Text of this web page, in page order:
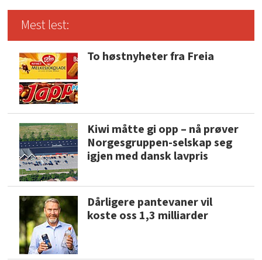
Mest lest:
To høstnyheter fra Freia
Kiwi måtte gi opp – nå prøver
Norgesgruppen-selskap seg
igjen med dansk lavpris
Dårligere pantevaner vil
koste oss 1,3 milliarder